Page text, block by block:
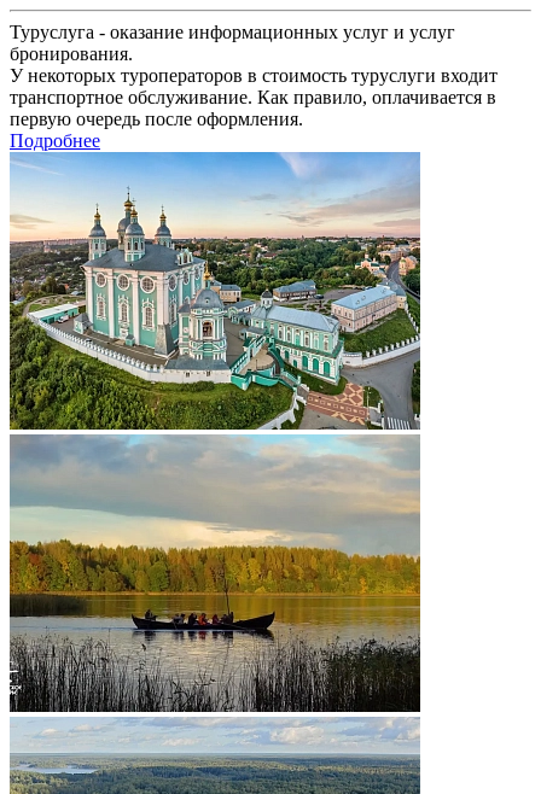
Туруслуга - оказание информационных услуг и услуг
бронирования.
У некоторых туроператоров в стоимость туруслуги входит
транспортное обслуживание. Как правило, оплачивается в
первую очередь после оформления.
Подробнее